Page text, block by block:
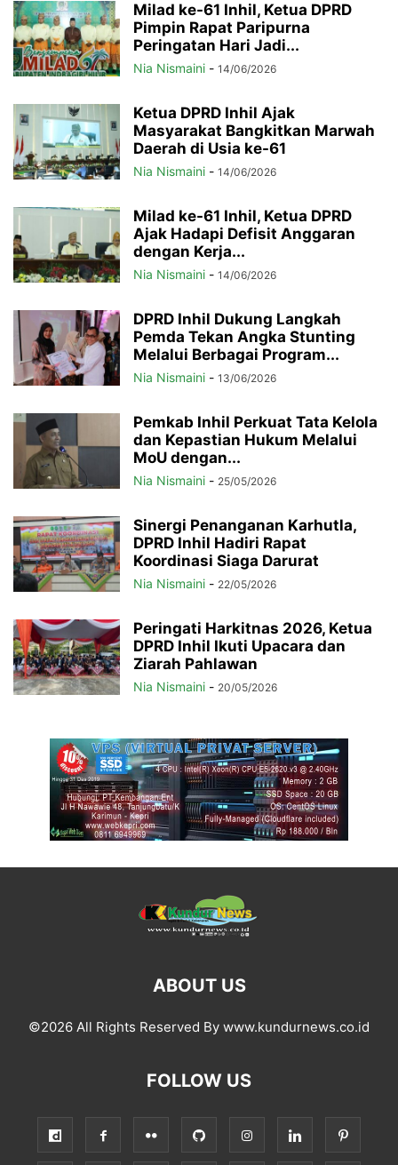
Milad ke-61 Inhil, Ketua DPRD
Pimpin Rapat Paripurna
Peringatan Hari Jadi...
Nia Nismaini - 14/06/2026
Ketua DPRD Inhil Ajak
Masyarakat Bangkitkan Marwah
Daerah di Usia ke-61
Nia Nismaini - 14/06/2026
Milad ke-61 Inhil, Ketua DPRD
Ajak Hadapi Defisit Anggaran
dengan Kerja...
Nia Nismaini - 14/06/2026
DPRD Inhil Dukung Langkah
Pemda Tekan Angka Stunting
Melalui Berbagai Program...
Nia Nismaini - 13/06/2026
Pemkab Inhil Perkuat Tata Kelola
dan Kepastian Hukum Melalui
MoU dengan...
Nia Nismaini - 25/05/2026
Sinergi Penanganan Karhutla,
DPRD Inhil Hadiri Rapat
Koordinasi Siaga Darurat
Nia Nismaini - 22/05/2026
Peringati Harkitnas 2026, Ketua
DPRD Inhil Ikuti Upacara dan
Ziarah Pahlawan
Nia Nismaini - 20/05/2026
ABOUT US
©2026 All Rights Reserved By www.kundurnews.co.id
FOLLOW US